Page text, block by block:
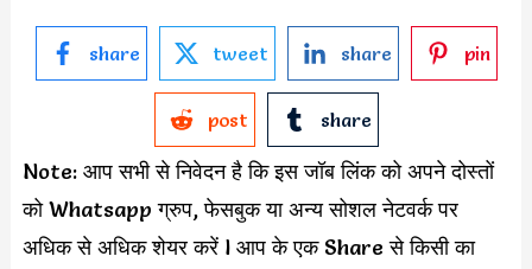
share tweet share pin
post share
Note: आप सभी से निवेदन है कि इस जॉब लिंक को अपने दोस्तों
को Whatsapp ग्रुप, फेसबुक या अन्य सोशल नेटवर्क पर
अधिक से अधिक शेयर करें l आप के एक Share से किसी का